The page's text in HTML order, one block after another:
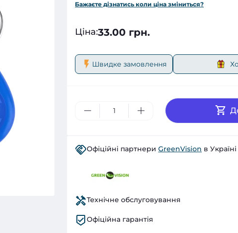
Бажаєте дізнатись коли ціна зміниться?
Ціна:33.00 грн.
Швидке замовлення
Офіційні партнери GreenVision в Україні
Технічне обслуговування
Офіційна гарантія